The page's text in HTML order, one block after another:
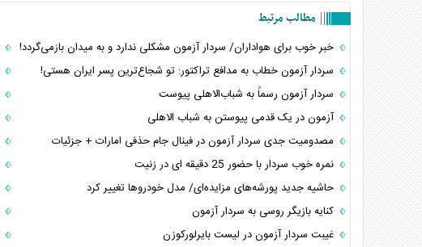
مطالب مرتبط
خبر خوب برای هواداران/ سردار آزمون مشکلی ندارد و به میدان بازمی‌گردد!
سردار آزمون خطاب به مدافع تراکتور: تو شجاع‌ترین پسر ایران هستی!
سردار آزمون رسماً به شباب‌الاهلی پیوست
آزمون در یک قدمی پیوستن به شباب الاهلی
مصدومیت جدی سردار آزمون در فینال جام حذفی امارات + جزئیات
نمره خوب سردار با حضور 25 دقیقه ای در زنیت
حاشیه جدید پورشه‌های مزایده‌ای/ مدل خودروها تغییر کرد
کنایه بازیگر روسی به سردار آزمون
غیبت سردار آزمون در لیست بایرلورکوزن